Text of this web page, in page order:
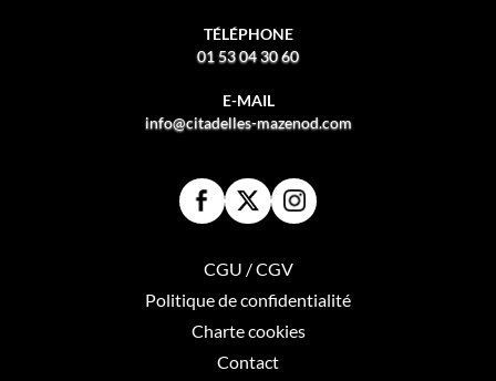
TÉLÉPHONE
01 53 04 30 60
E-MAIL
info@citadelles-mazenod.com
CGU / CGV
Politique de confidentialité
Charte cookies
Contact